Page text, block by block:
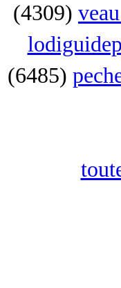
(4309)
(6485)